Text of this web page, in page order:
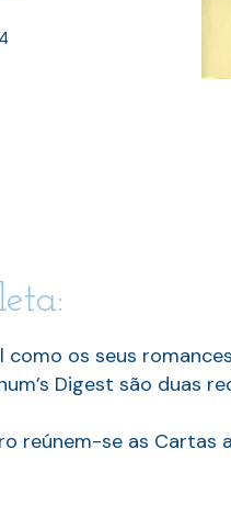
como os seus
Digest são duas
reúnem-se as